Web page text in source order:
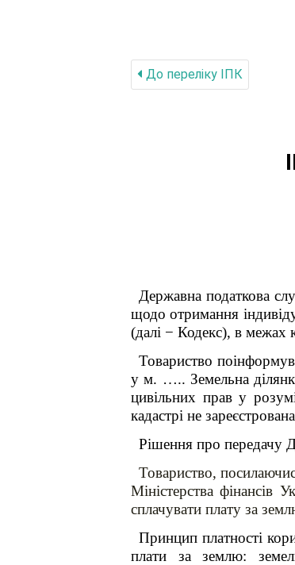
До переліку IПК
Державна податкова
щодо отримання
(далі − Кодекс), в межах
Товариство
у м. ….. Земельна
цивільних прав у
кадастрі не
Рішення про передачу
Товариство,
Міністерства
сплачувати плату за
Принцип платності
плати за землю: